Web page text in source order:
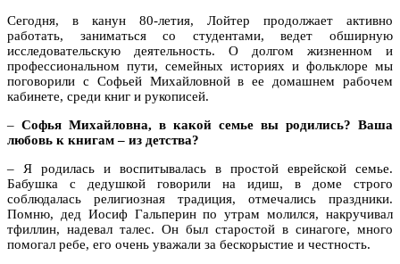
Сегодня, в канун 80-летия, Лойтер продолжает активно
работать, заниматься со студентами, ведет обширную
исследовательскую деятельность. О долгом жизненном и
профессиональном пути, семейных историях и фольклоре мы
поговорили с Софьей Михайловной в ее домашнем рабочем
кабинете, среди книг и рукописей.
– Софья Михайловна, в какой семье вы родились? Ваша
любовь к книгам – из детства?
– Я родилась и воспитывалась в простой еврейской семье.
Бабушка с дедушкой говорили на идиш, в доме строго
соблюдалась религиозная традиция, отмечались праздники.
Помню, дед Иосиф Гальперин по утрам молился, накручивал
тфиллин, надевал талес. Он был старостой в синагоге, много
помогал ребе, его очень уважали за бескорыстие и честность.